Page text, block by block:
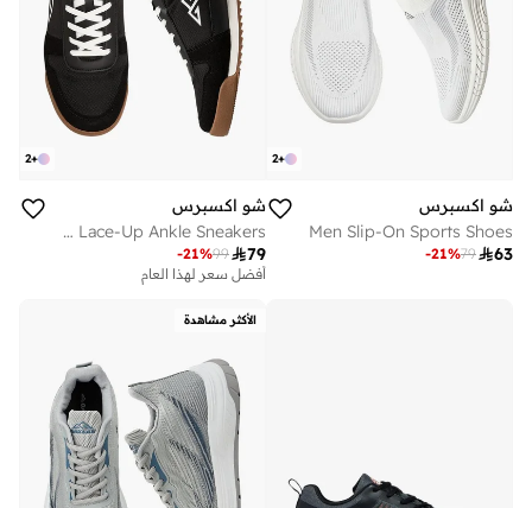
+
2
شو اكسبرس
Men Slip-On Sports Shoes
63
79
-21%
+
2
شو اكسبرس
Men Lace-Up Ankle Sneakers
79
99
-21%
أفضل سعر لهذا العام
الأكثر مشاهدة